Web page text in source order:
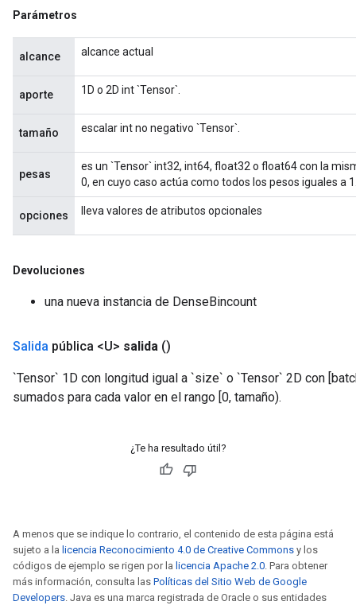
Parámetros
alcance alcance actual
aporte 1D o 2D int `Tensor`.
tamaño escalar int no negativo `Tensor`.
pesas
es un `Tensor` int32, int64, float32 o float64 con la
0, en cuyo caso actúa como todos los pesos iguales a
opciones lleva valores de atributos opcionales
Devoluciones
una nueva instancia de DenseBincount
Salida pública <U> salida ()
`Tensor` 1D con longitud igual a `size` o `Tensor` 2D con
sumados para cada valor en el rango [0, tamaño).
¿Te ha resultado útil?
A menos que se indique lo contrario, el contenido de esta página está
sujeto a la licencia Reconocimiento 4.0 de Creative Commons y los
códigos de ejemplo se rigen por la licencia Apache 2.0. Para obtener
más información, consulta las Políticas del Sitio Web de Google
Developers. Java es una marca registrada de Oracle o sus entidades